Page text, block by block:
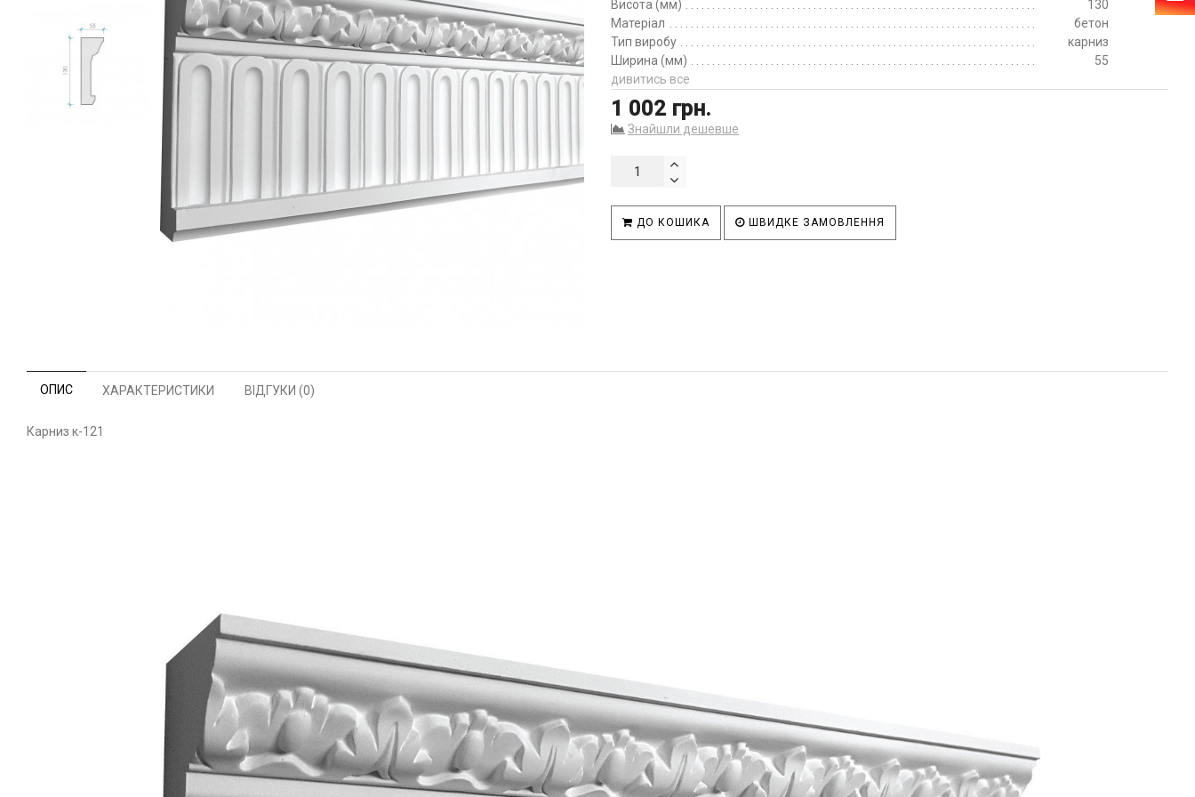
Висота (мм)
130
Матеріал
бетон
Тип виробу
карниз
Ширина (мм)
55
дивитись все
1 002 грн.
Знайшли дешевше
ДО КОШИКА ШВИДКЕ ЗАМОВЛЕННЯ
ОПИС ХАРАКТЕРИСТИКИ ВІДГУКИ (0)
Карниз к-121